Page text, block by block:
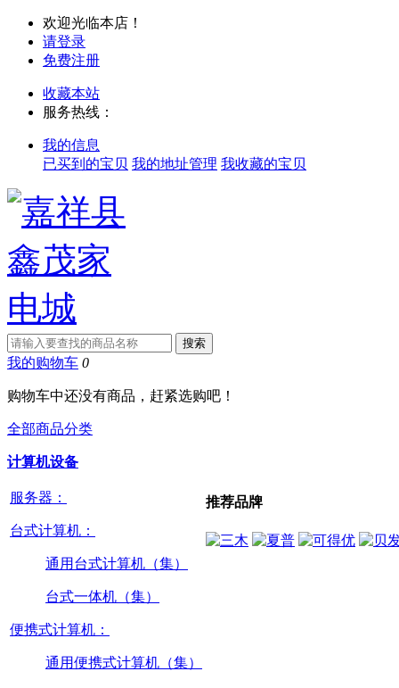
欢迎光临本店！
请登录
免费注册
收藏本站
服务热线：
我的信息
已买到的宝贝 我的地址管理 我收藏的宝贝
我的购物车 0
购物车中还没有商品，赶紧选购吧！
全部商品分类
计算机设备
服务器：
台式计算机：
通用台式计算机（集）
台式一体机（集）
便携式计算机：
通用便携式计算机（集）
推荐品牌